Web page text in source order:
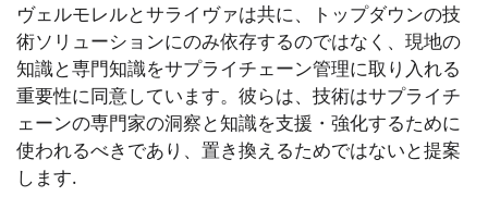
ヴェルモレルとサライヴァは共に、トップダウンの技
術ソリューションにのみ依存するのではなく、現地の
知識と専門知識をサプライチェーン管理に取り入れる
重要性に同意しています。彼らは、技術はサプライチ
ェーンの専門家の洞察と知識を支援・強化するために
使われるべきであり、置き換えるためではないと提案
します.